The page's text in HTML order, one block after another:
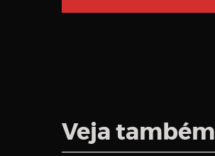
Veja também